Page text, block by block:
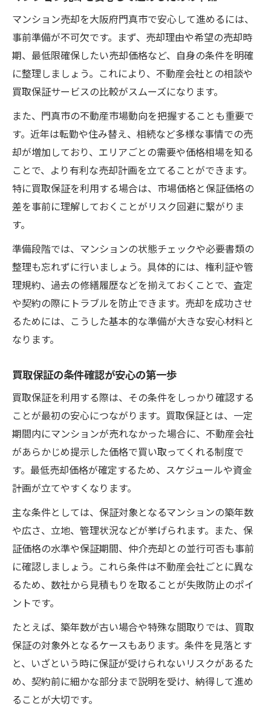
マンション売却を大阪府門真市で安心して進めるには、
事前準備が不可欠です。まず、売却理由や希望の売却時
期、最低限確保したい売却価格など、自身の条件を明確
に整理しましょう。これにより、不動産会社との相談や
買取保証サービスの比較がスムーズになります。
また、門真市の不動産市場動向を把握することも重要で
す。近年は転勤や住み替え、相続など多様な事情での売
却が増加しており、エリアごとの需要や価格相場を知る
ことで、より有利な売却計画を立てることができます。
特に買取保証を利用する場合は、市場価格と保証価格の
差を事前に理解しておくことがリスク回避に繋がりま
す。
準備段階では、マンションの状態チェックや必要書類の
整理も忘れずに行いましょう。具体的には、権利証や管
理規約、過去の修繕履歴などを揃えておくことで、査定
や契約の際にトラブルを防止できます。売却を成功させ
るためには、こうした基本的な準備が大きな安心材料と
なります。
買取保証の条件確認が安心の第一歩
買取保証を利用する際は、その条件をしっかり確認する
ことが最初の安心につながります。買取保証とは、一定
期間内にマンションが売れなかった場合に、不動産会社
があらかじめ提示した価格で買い取ってくれる制度で
す。最低売却価格が確定するため、スケジュールや資金
計画が立てやすくなります。
主な条件としては、保証対象となるマンションの築年数
や広さ、立地、管理状況などが挙げられます。また、保
証価格の水準や保証期間、仲介売却との並行可否も事前
に確認しましょう。これら条件は不動産会社ごとに異な
るため、数社から見積もりを取ることが失敗防止のポイ
ントです。
たとえば、築年数が古い場合や特殊な間取りでは、買取
保証の対象外となるケースもあります。条件を見落とす
と、いざという時に保証が受けられないリスクがあるた
め、契約前に細かな部分まで説明を受け、納得して進め
ることが大切です。